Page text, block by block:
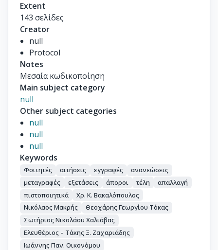
Extent
143 σελίδες
Creator
null
Protocol
Notes
Μεσαία κωδικοποίηση
Main subject category
null
Other subject categories
null
null
null
Keywords
Φοιτητές αιτήσεις εγγραφές
ανανεώσεις
μεταγραφές
εξετάσεις άποροι τέλη
απαλλαγή
πιστοποιητικά
Χρ. Κ. Βακαλόπουλος
Νικόλαος Μακρής
Θεοχάρης Γεωργίου Τόκας
Σωτήριος Νικολάου Χαλιάβας
Ελευθέριος – Τάκης Ξ. Ζαχαριάδης
Ιωάννης Παν. Οικονόμου